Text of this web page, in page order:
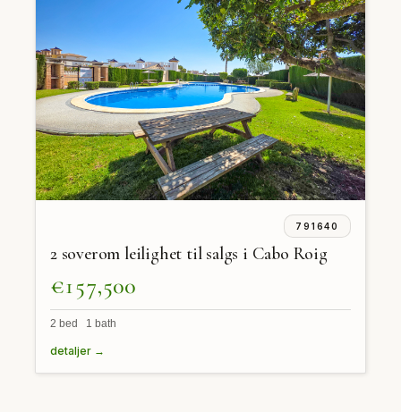
791640
2 soverom leilighet til salgs i Cabo Roig
€157,500
2 bed 1 bath
detaljer →